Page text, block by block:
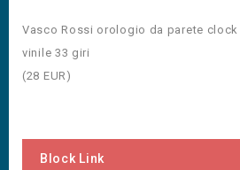
Vasco Rossi orologio da parete
vinile 33 giri
(28 EUR )
Block Link